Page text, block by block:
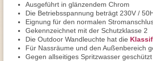
Ausgeführt in glänzendem Chrom
Die Betriebsspannung beträgt 230V /
Eignung für den normalen
Gekennzeichnet mit der Schutzklasse 2
Die Outdoor Wandleuchte hat die
Für Nassräume und den Außenbereich
Gegen allseitiges Spritzwasser geschützt